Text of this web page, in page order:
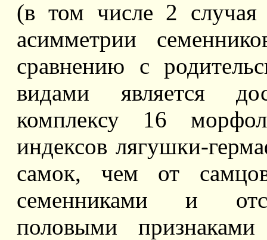
(в том числе 2 случая
асимметрии
сравнению с
видами является
комплексу 16
индексов лягушки-
самок, чем от
семенниками и
половыми